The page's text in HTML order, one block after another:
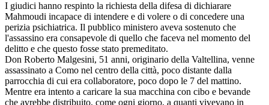
I giudici hanno respinto la richiesta della difesa di dichiarare
Mahmoudi incapace di intendere e di volere o di concedere una
perizia psichiatrica. Il pubblico ministero aveva sostenuto che
l'assassino era consapevole di quello che faceva nel momento del
delitto e che questo fosse stato premeditato.
Don Roberto Malgesini, 51 anni, originario della Valtellina, venne
assassinato a Como nel centro della città, poco distante dalla
parrocchia di cui era collaboratore, poco dopo le 7 del mattino.
Mentre era intento a caricare la sua macchina con cibo e bevande
che avrebbe distribuito, come ogni giorno, a quanti vivevano in